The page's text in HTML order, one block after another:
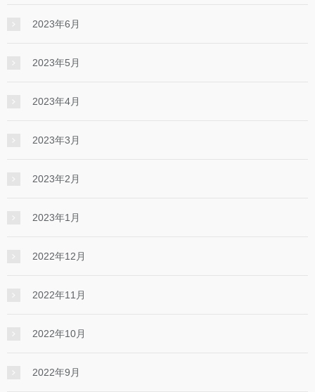
2023年6月
2023年5月
2023年4月
2023年3月
2023年2月
2023年1月
2022年12月
2022年11月
2022年10月
2022年9月